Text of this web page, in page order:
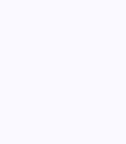
126 route de